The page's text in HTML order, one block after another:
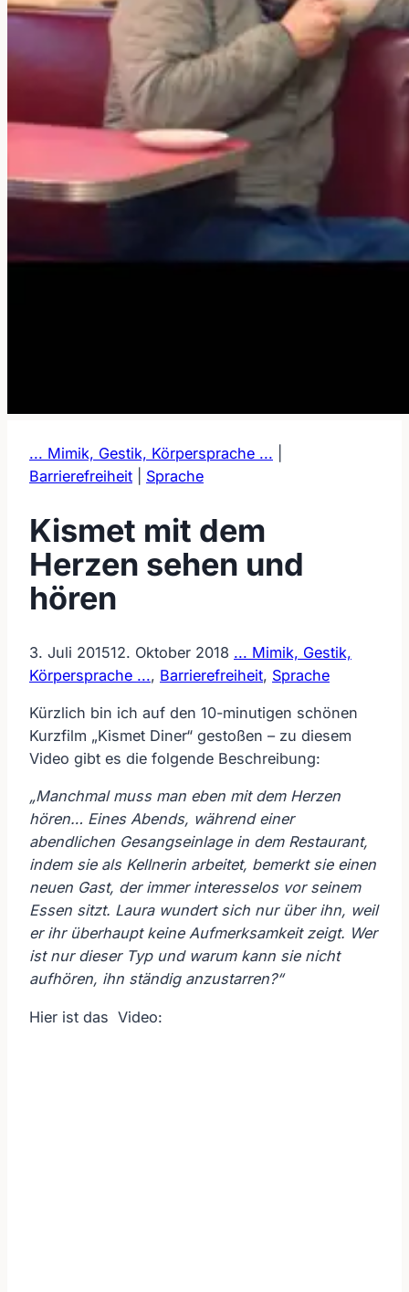
... Mimik, Gestik, Körpersprache ...
Barrierefreiheit
Sprache
Kismet mit dem
Herzen sehen und
hören
3. Juli 201512. Oktober 2018 ... Mimik, Gestik,
Körpersprache ..., Barrierefreiheit, Sprache
Kürzlich bin ich auf den 10-minutigen schönen
Kurzfilm „Kismet Diner“ gestoßen – zu diesem
Video gibt es die folgende Beschreibung:
„Manchmal muss man eben mit dem Herzen
hören… Eines Abends, während einer
abendlichen Gesangseinlage in dem Restaurant,
indem sie als Kellnerin arbeitet, bemerkt sie einen
neuen Gast, der immer interesselos vor seinem
Essen sitzt. Laura wundert sich nur über ihn, weil
er ihr überhaupt keine Aufmerksamkeit zeigt. Wer
ist nur dieser Typ und warum kann sie nicht
aufhören, ihn ständig anzustarren?“
Hier ist das Video: